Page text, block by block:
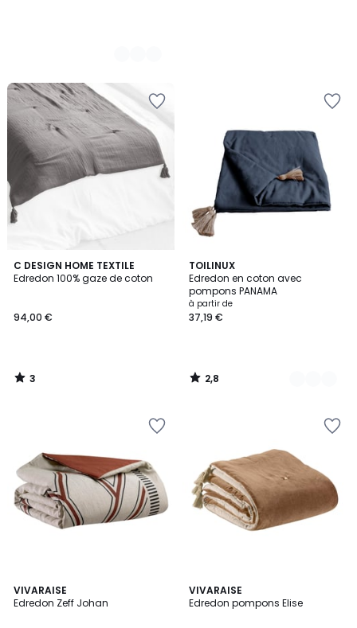
C DESIGN HOME TEXTILE
Edredon 100% gaze de coton
94,00 €
3
/
3
/
TOILINUX
Edredon en coton avec
pompons PANAMA
à partir de
37,19 €
2,8
/ 5
2
Couleurs
2,8
/
VIVARAISE
Edredon Zeff Johan
3
Couleurs
VIVARAISE
Edredon pompons Elise
4,8
/ 5
7
Couleurs